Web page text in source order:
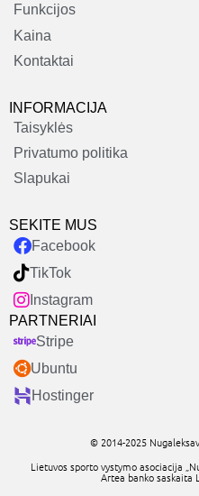
Funkcijos
Kaina
Kontaktai
INFORMACIJA
Taisyklės
Privatumo politika
Slapukai
SEKITE MUS
Facebook
TikTok
Instagram
PARTNERIAI
Stripe
Ubuntu
Hostinger
© 2014-2025
Lietuvos sporto vystymo asociacija
Artea banko saskaita